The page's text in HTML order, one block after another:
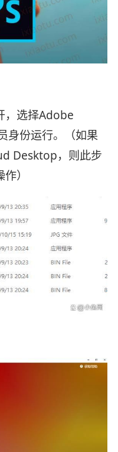
，选择Adobe
身份运行。（如果
Desktop，则此步
）